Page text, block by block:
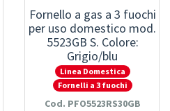
Fornello a gas a 3 fuochi
per uso domestico mod.
5523GB S. Colore:
Grigio/blu
Linea Domestica
Fornelli a 3 fuochi
Cod. PFO5523RS30GB